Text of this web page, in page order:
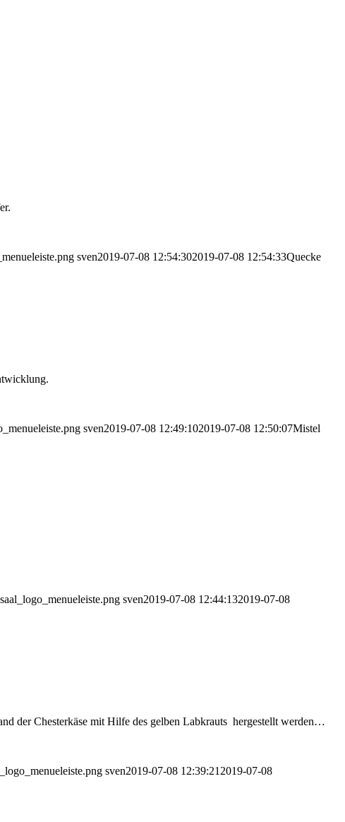
sven2019-07-08 12:54:302019-07-08 12:54:33Quecke
sven2019-07-08 12:49:102019-07-08 12:50:07Mistel
sven2019-07-08 12:44:132019-07-08
der Chesterkäse mit Hilfe des gelben Labkrauts hergestellt werden…
sven2019-07-08 12:39:21 2019-07-08